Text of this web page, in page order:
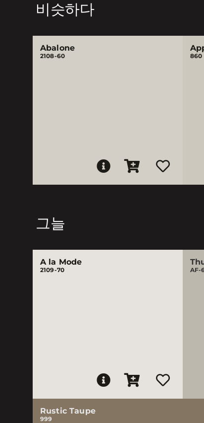
비슷하다
Abalone
2108-60 860
그늘
A la Mode
2109-70 AF-
Rustic Taupe
999